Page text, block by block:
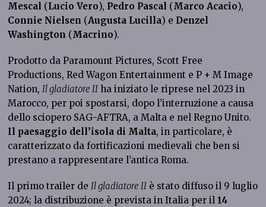
Mescal (Lucio Vero), Pedro Pascal (Marco Acacio),
Connie Nielsen (Augusta Lucilla) e Denzel
Washington (Macrino).
Prodotto da Paramount Pictures, Scott Free
Productions, Red Wagon Entertainment e P + M Image
Nation,Il gladiatore II ha iniziato le riprese nel 2023 in
Marocco, per poi spostarsi, dopo l’interruzione a causa
dello sciopero SAG-AFTRA, a Malta e nel Regno Unito.
Il paesaggio dell’isola di Malta, in particolare, è
caratterizzato da fortificazioni medievali che ben si
prestano a rappresentare l’antica Roma.
Il primo trailer deIl gladiatore II è stato diffuso il 9 luglio
2024; la distribuzione è prevista in Italia per il14